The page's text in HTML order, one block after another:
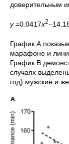
доверительным
y=0.0417x2
График А
марафоне и
График B
случаях
год) мужские и